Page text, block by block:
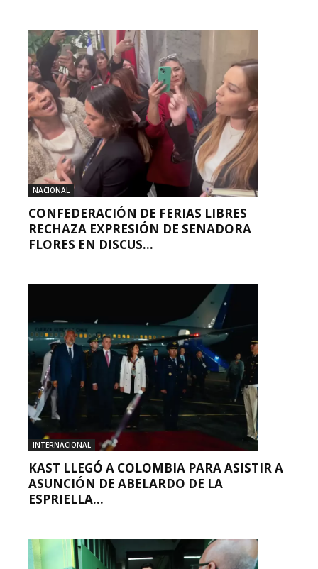
NACIONAL
CONFEDERACIÓN DE FERIAS LIBRES
RECHAZA EXPRESIÓN DE SENADORA
FLORES EN DISCUS...
INTERNACIONAL
KAST LLEGÓ A COLOMBIA PARA ASISTIR A
ASUNCIÓN DE ABELARDO DE LA
ESPRIELLA...